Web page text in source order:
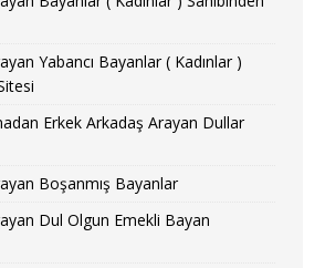
Yabancı Bayanlar ( Kadınlar )
Erkek Arkadaş Arayan Dullar
Boşanmış Bayanlar
Dul Olgun Emekli Bayan